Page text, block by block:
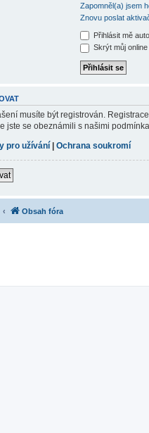
Zapomněl(a) jsem
Znovu poslat
Přihlásit mě
Skrýt můj
musíte být registrován.
jste se obeznámili s našimi
pro užívání
Ochrana soukromí
Obsah fóra